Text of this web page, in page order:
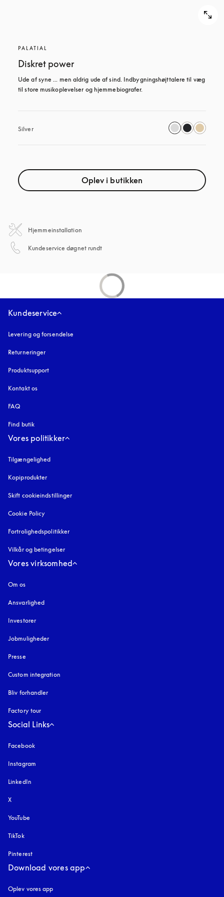
PALATIAL
Diskret power
Ude af syne ... men aldrig ude af sind. Indbygningshøjttalere til væg
til store musikoplevelser og hjemmebiografer.
Silver
Oplev i butikken
Hjemmeinstallation
Kundeservice døgnet rundt
Kundeservice
Levering og forsendelse
Returneringer
Produktsupport
Kontakt os
FAQ
Find butik
Vores politikker
Tilgængelighed
Kopiprodukter
Skift cookieindstillinger
Cookie Policy
Fortrolighedspolitikker
Vilkår og betingelser
Vores virksomhed
Om os
Ansvarlighed
Investorer
Jobmuligheder
Presse
Custom integration
Bliv forhandler
Factory tour
Social Links
Facebook
Instagram
LinkedIn
X
YouTube
TikTok
Pinterest
Download vores app
Oplev vores app